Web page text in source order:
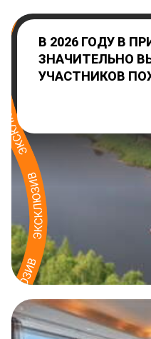
В 2026 ГОДУ В
ЗНАЧИТЕЛЬНО
УЧАСТНИКОВ